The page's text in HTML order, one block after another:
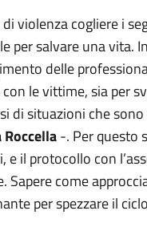
di violenza cogliere i
per salvare una vita.
delle
le vittime, sia per
di situazioni che
-. Per questo
e il protocollo con
Sapere come
per spezzare il